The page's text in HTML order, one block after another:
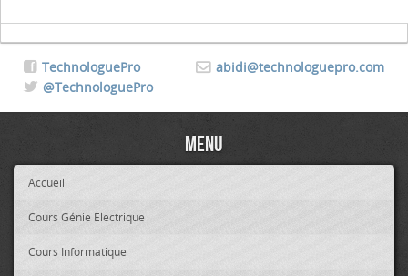
abidi@technologuepro.com
TechnologuePro
@TechnologuePro
Menu
Accueil
Cours Génie Electrique
Cours Informatique